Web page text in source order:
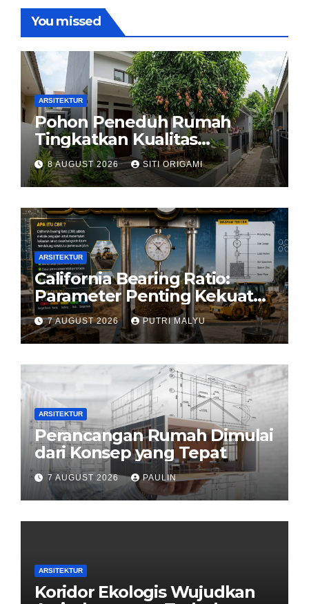
You missed
ARSITEKTUR
Pohon Peneduh Rumah
Tingkatkan Kualitas
Arsitektur Hunian
8 AUGUST 2026 SITI ORIGAMI
ARSITEKTUR
California Bearing Ratio:
Parameter Penting Kekuatan
Tanah Konstruksi
7 AUGUST 2026 PUTRI MALYU
ARSITEKTUR
Perancangan Rumah Dimulai
dari Konsep yang Tepat
7 AUGUST 2026 PAULIN
ARSITEKTUR
Koridor Ekologis Wujudkan